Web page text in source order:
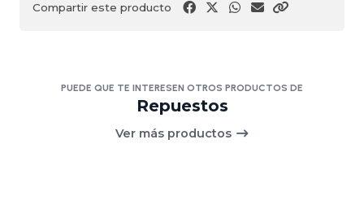
Compartir este producto
PUEDE QUE TE INTERESEN OTROS PRODUCTOS DE
Repuestos
Ver más productos